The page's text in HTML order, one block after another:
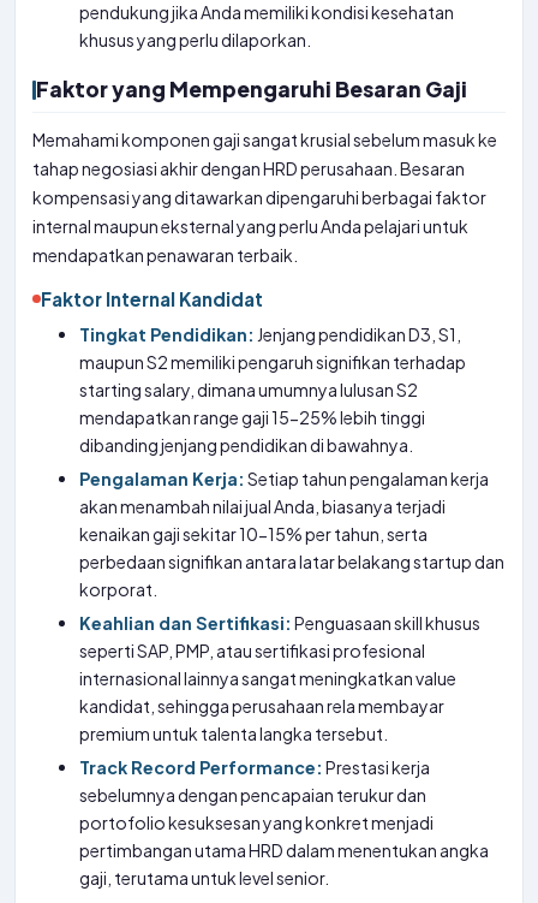
pendukung jika Anda memiliki kondisi kesehatan
khusus yang perlu dilaporkan.
Faktor yang Mempengaruhi Besaran Gaji
Memahami komponen gaji sangat krusial sebelum masuk ke
tahap negosiasi akhir dengan HRD perusahaan. Besaran
kompensasi yang ditawarkan dipengaruhi berbagai faktor
internal maupun eksternal yang perlu Anda pelajari untuk
mendapatkan penawaran terbaik.
Faktor Internal Kandidat
Tingkat Pendidikan: Jenjang pendidikan D3, S1,
maupun S2 memiliki pengaruh signifikan terhadap
starting salary, dimana umumnya lulusan S2
mendapatkan range gaji 15-25% lebih tinggi
dibanding jenjang pendidikan di bawahnya.
Pengalaman Kerja: Setiap tahun pengalaman kerja
akan menambah nilai jual Anda, biasanya terjadi
kenaikan gaji sekitar 10-15% per tahun, serta
perbedaan signifikan antara latar belakang startup dan
korporat.
Keahlian dan Sertifikasi: Penguasaan skill khusus
seperti SAP, PMP, atau sertifikasi profesional
internasional lainnya sangat meningkatkan value
kandidat, sehingga perusahaan rela membayar
premium untuk talenta langka tersebut.
Track Record Performance: Prestasi kerja
sebelumnya dengan pencapaian terukur dan
portofolio kesuksesan yang konkret menjadi
pertimbangan utama HRD dalam menentukan angka
gaji, terutama untuk level senior.